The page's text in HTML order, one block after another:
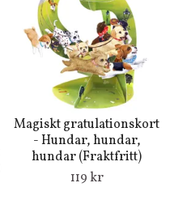
Magiskt gratulationskort
- Hundar, hundar,
hundar (Fraktfritt)
119 kr